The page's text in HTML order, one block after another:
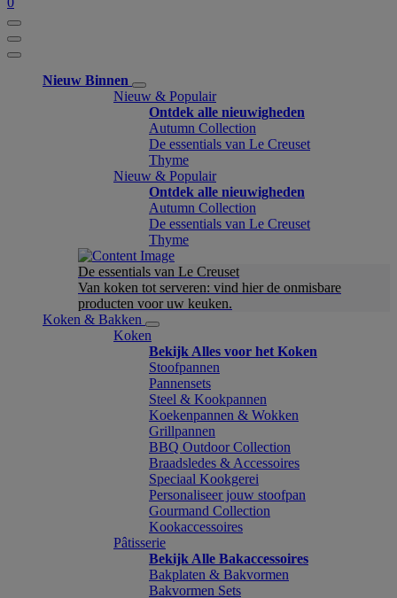
Nieuw Binnen
Nieuw & Populair
Ontdek alle nieuwigheden
Autumn Collection
De essentials van Le Creuset
Thyme
Nieuw & Populair
Ontdek alle nieuwigheden
Autumn Collection
De essentials van Le Creuset
Thyme
De essentials van Le Creuset
Van koken tot serveren: vind hier de onmisbare
producten voor uw keuken.
Koken & Bakken
Koken
Bekijk Alles voor het Koken
Stoofpannen
Pannensets
Steel & Kookpannen
Koekenpannen & Wokken
Grillpannen
BBQ Outdoor Collection
Braadsledes & Accessoires
Speciaal Kookgerei
Personaliseer jouw stoofpan
Gourmand Collection
Kookaccessoires
Pâtisserie
Bekijk Alle Bakaccessoires
Bakplaten & Bakvormen
Bakvormen Sets